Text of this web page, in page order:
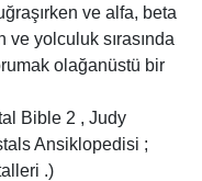
ve alfa, beta
ve yolculuk sırasında
olağanüstü bir
Bible 2 , Judy
Ansiklopedisi ;
.)